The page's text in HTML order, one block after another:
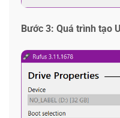
Bước 3: Quá trình tạo